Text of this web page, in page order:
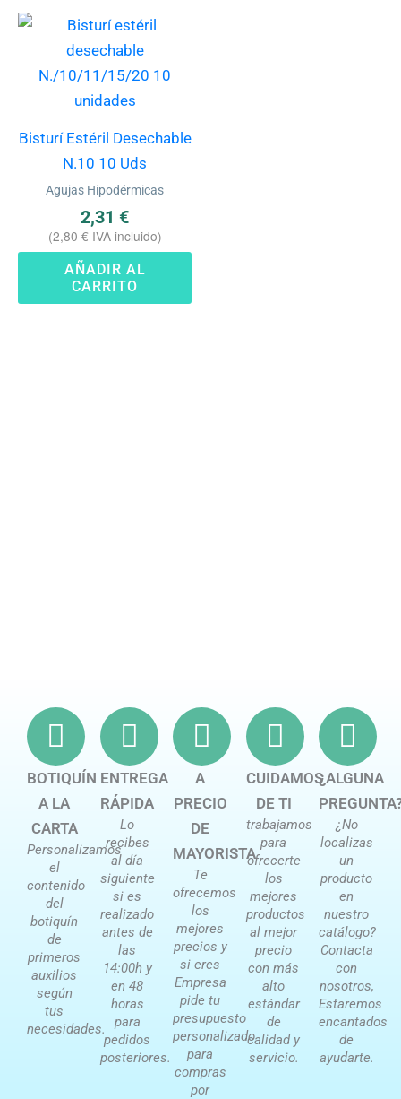
Bisturí Estéril Desechable
N.10 10 Uds
Agujas Hipodérmicas
2,31 €
(2,80 € IVA incluido)
AÑADIR AL
CARRITO
BOTIQUÍN
A LA
CARTA
Personalizamos
el
contenido
del
botiquín
de
primeros
auxilios
según
tus
necesidades.
ENTREGA
RÁPIDA
Lo
recibes
al día
siguiente
si es
realizado
antes de
las
14:00h y
en 48
horas
para
pedidos
posteriores.
A
PRECIO
DE
MAYORISTA
Te
ofrecemos
los
mejores
precios y
si eres
Empresa
pide tu
presupuesto
personalizado
para
compras
por
CUIDAMOS
DE TI
trabajamos
para
ofrecerte
los
mejores
productos
al mejor
precio
con más
alto
estándar
de
calidad y
servicio.
¿ALGUNA
¿No
localizas
un
producto
en
nuestro
catálogo?
Contacta
con
nosotros,
Estaremos
encantados
de
ayudarte.